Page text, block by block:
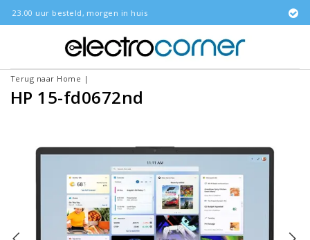
in huis
Terug naar Home |
HP 15-fd0672nd